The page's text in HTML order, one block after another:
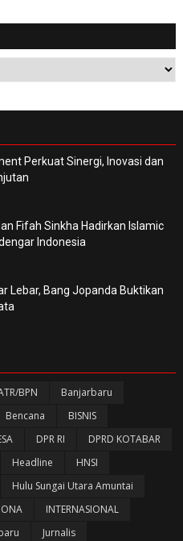
Perkuat Sinergi, Inovasi dan
Fifah Sinkha Hadirkan Islamic
Indonesia
Lebar, Bang Jopanda Buktikan
BPN
Banjarbaru
Bencana
BISNIS
DPR RI
DPRD KOTABAR
Headline
HNSI
Hulu Sungai Utara Amuntai
INTERNASIONAL
Jurnalis